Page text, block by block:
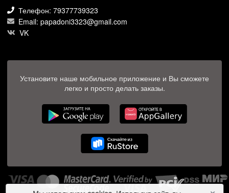
Телефон: 79377739323
Email: papadoni3323@gmail.com
VK
Установите наше мобильное приложение и Вы сможете
легко и просто делать заказы.